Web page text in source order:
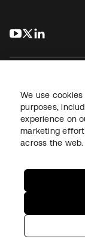
s’ouvre dans
s’ouvre
JuridiquePolitique
Conditions
Paramètres des
Copyright © 2026
We use
purposes,
experience on
marketing
across the